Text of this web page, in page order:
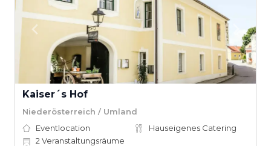
Kaiser´s Hof
Niederösterreich / Umland
Eventlocation
Hauseigenes Catering
2 Veranstaltungsräume